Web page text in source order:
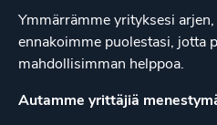
Ymmärrämme yrityksesi
ennakoimme puolestasi, jotta
mahdollisimman helppoa.
Autamme yrittäjiä